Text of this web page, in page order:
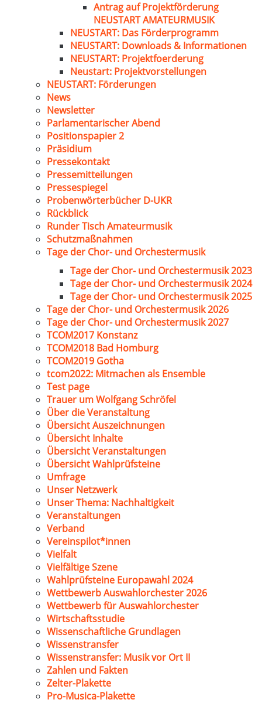
Antrag auf Projektförderung
NEUSTART AMATEURMUSIK
NEUSTART: Das Förderprogramm
NEUSTART: Downloads & Informationen
NEUSTART: Projektfoerderung
Neustart: Projektvorstellungen
NEUSTART: Förderungen
News
Newsletter
Parlamentarischer Abend
Positionspapier 2
Präsidium
Pressekontakt
Pressemitteilungen
Pressespiegel
Probenwörterbücher D-UKR
Rückblick
Runder Tisch Amateurmusik
Schutzmaßnahmen
Tage der Chor- und Orchestermusik
Tage der Chor- und Orchestermusik 2023
Tage der Chor- und Orchestermusik 2024
Tage der Chor- und Orchestermusik 2025
Tage der Chor- und Orchestermusik 2026
Tage der Chor- und Orchestermusik 2027
TCOM2017 Konstanz
TCOM2018 Bad Homburg
TCOM2019 Gotha
tcom2022: Mitmachen als Ensemble
Test page
Trauer um Wolfgang Schröfel
Über die Veranstaltung
Übersicht Auszeichnungen
Übersicht Inhalte
Übersicht Veranstaltungen
Übersicht Wahlprüfsteine
Umfrage
Unser Netzwerk
Unser Thema: Nachhaltigkeit
Veranstaltungen
Verband
Vereinspilot*innen
Vielfalt
Vielfältige Szene
Wahlprüfsteine Europawahl 2024
Wettbewerb Auswahlorchester 2026
Wettbewerb für Auswahlorchester
Wirtschaftsstudie
Wissenschaftliche Grundlagen
Wissenstransfer
Wissenstransfer: Musik vor Ort II
Zahlen und Fakten
Zelter-Plakette
Pro-Musica-Plakette